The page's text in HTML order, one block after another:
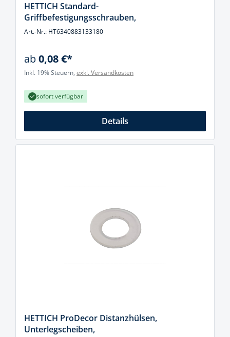
HETTICH Standard-
Griffbefestigungsschrauben,
Art.-Nr.: HT6340883133180
ab0,08 €*
Inkl. 19% Steuern, exkl. Versandkosten
sofort verfügbar
Details
HETTICH ProDecor Distanzhülsen,
Unterlegscheiben,